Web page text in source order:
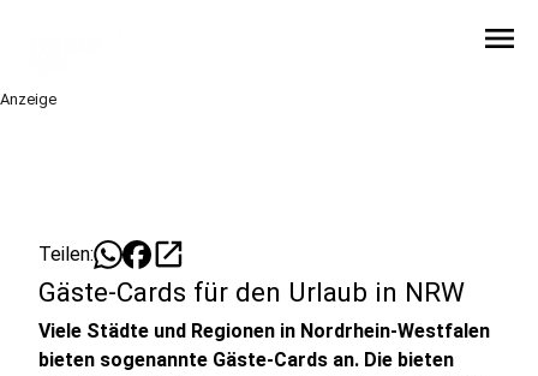
menu
Anzeige
Teilen: open_in_new
Gäste-Cards für den Urlaub in NRW
Viele Städte und Regionen in Nordrhein-Westfalen
bieten sogenannte Gäste-Cards an. Die bieten